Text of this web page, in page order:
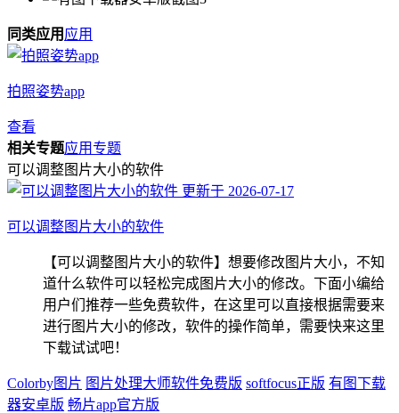
同类应用 应用
拍照姿势app
查看
相关专题应用专题
可以调整图片大小的软件
更新于 2026-07-17
可以调整图片大小的软件
【可以调整图片大小的软件】想要修改图片大小，不知
道什么软件可以轻松完成图片大小的修改。下面小编给
用户们推荐一些免费软件，在这里可以直接根据需要来
进行图片大小的修改，软件的操作简单，需要快来这里
下载试试吧！
Colorby图片 图片处理大师软件免费版 softfocus正版 有图下载
器安卓版 畅片app官方版